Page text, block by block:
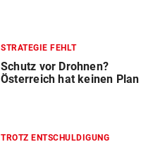
STRATEGIE FEHLT
Schutz vor Drohnen?
Österreich hat keinen Plan
TROTZ ENTSCHULDIGUNG